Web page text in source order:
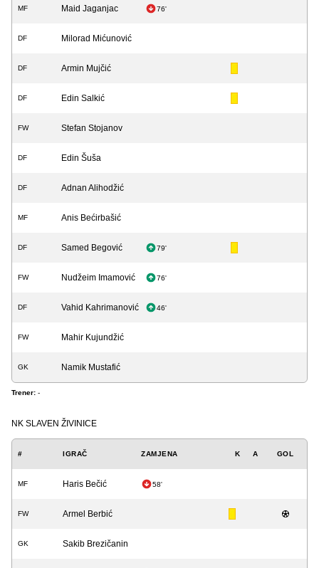
MF Maid Jaganjac 76'
DF Milorad Mićunović
DF Armin Mujčić
DF Edin Salkić
FW Stefan Stojanov
DF Edin Šuša
DF Adnan Alihodžić
MF Anis Bećirbašić
DF Samed Begović 79'
FW Nudžeim Imamović 76'
DF Vahid Kahrimanović 46'
FW Mahir Kujundžić
GK Namik Mustafić
Trener: -
NK SLAVEN ŽIVINICE
# IGRAČ ZAMJENA K A GOL
MF Haris Bečić 58'
FW Armel Berbić
GK Sakib Brezičanin